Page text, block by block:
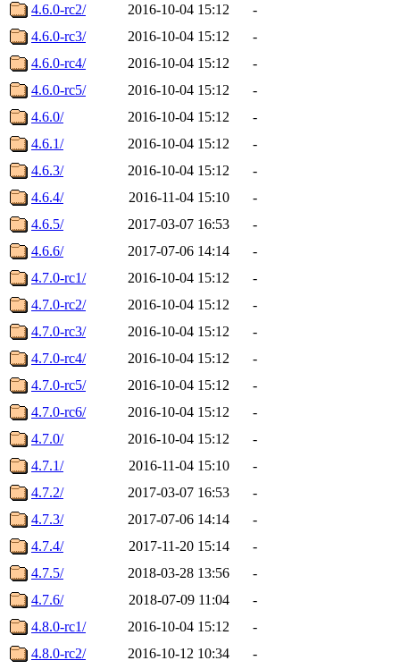
4.6.0-rc2/
2016-10-04 15:12
-
4.6.0-rc3/
2016-10-04 15:12
-
4.6.0-rc4/
2016-10-04 15:12
-
4.6.0-rc5/
2016-10-04 15:12
-
4.6.0/
2016-10-04 15:12
-
4.6.1/
2016-10-04 15:12
-
4.6.3/
2016-10-04 15:12
-
4.6.4/
2016-11-04 15:10
-
4.6.5/
2017-03-07 16:53
-
4.6.6/
2017-07-06 14:14
-
4.7.0-rc1/
2016-10-04 15:12
-
4.7.0-rc2/
2016-10-04 15:12
-
4.7.0-rc3/
2016-10-04 15:12
-
4.7.0-rc4/
2016-10-04 15:12
-
4.7.0-rc5/
2016-10-04 15:12
-
4.7.0-rc6/
2016-10-04 15:12
-
4.7.0/
2016-10-04 15:12
-
4.7.1/
2016-11-04 15:10
-
4.7.2/
2017-03-07 16:53
-
4.7.3/
2017-07-06 14:14
-
4.7.4/
2017-11-20 15:14
-
4.7.5/
2018-03-28 13:56
-
4.7.6/
2018-07-09 11:04
-
4.8.0-rc1/
2016-10-04 15:12
-
4.8.0-rc2/
2016-10-12 10:34
-